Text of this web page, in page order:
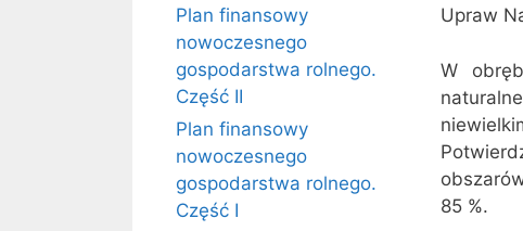
Upraw
W
85 %.
Plan finansowy
nowoczesnego
gospodarstwa rolnego.
Część II
Plan finansowy
nowoczesnego
gospodarstwa rolnego.
Część I